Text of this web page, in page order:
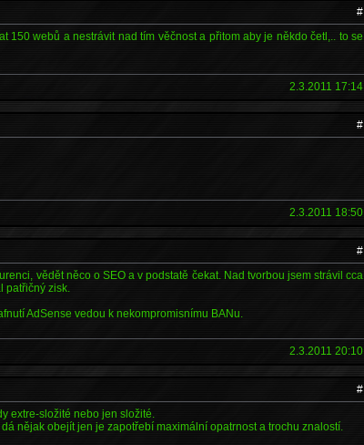
#
150 webů a nestrávit nad tím věčnost a přitom aby je někdo četl,.. to se
2.3.2011 17:14
#
2.3.2011 18:50
#
vědět něco o SEO a v podstatě čekat. Nad tvorbou jsem strávil cca
patřičný zisk.
AdSense vedou k nekompromisnímu BANu.
2.3.2011 20:10
#
extre-složité nebo jen složité.
nějak obejít jen je zapotřebí maximální opatrnost a trochu znalostí.